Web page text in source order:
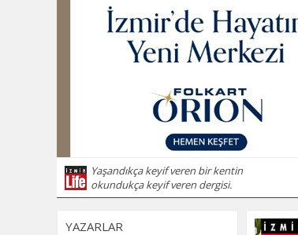
Yaşandıkça keyif veren bir kentin
okundukça keyif veren dergisi.
YAZARLAR